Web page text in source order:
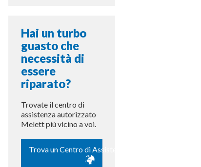
Hai un turbo
guasto che
necessità di
essere
riparato?
Trovate il centro di
assistenza autorizzato
Melett più vicino a voi.
Trova un Centro di Assistenza